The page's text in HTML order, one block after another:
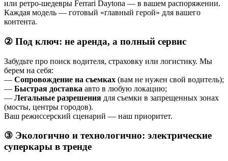
или ретро-шедевры Ferrari Daytona — в вашем распоряжении.
Каждая модель — готовый «главный герой» для вашего
контента.
② Под ключ: не аренда, а полный сервис
Забудьте про поиск водителя, страховку или логистику. Мы
берем на себя:
— Сопровождение на съемках (вам не нужен свой водитель);
— Быстрая доставка авто в любую локацию;
— Легальные разрешения для съемки в запрещенных зонах
(мосты, центры городов).
Ваш режиссерский сценарий — наш приоритет.
③ Экологично и технологично: электрические
суперкары в тренде